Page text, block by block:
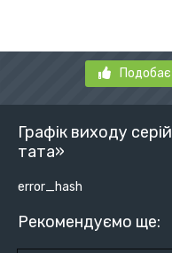
Графік виходу
тата»
error_hash
Рекомендуємо ще: